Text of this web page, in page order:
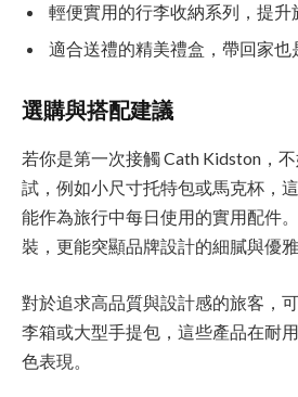
輕便實用的行李收納系列，提升
適合送禮的精美禮盒，帶回家也
選購與搭配建議
若你是第一次接觸 Cath Kidston，
試，例如小尺寸托特包或馬克杯，
能作為旅行中每日使用的實用配件
裝，更能突顯品牌設計的細膩與優雅
對於追求高品質與設計感的旅客，
李箱或大型手提包，這些產品在耐
色表現。